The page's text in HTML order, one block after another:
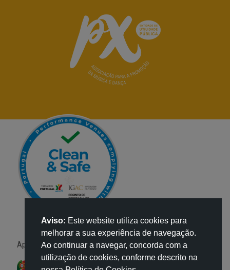
Apoio:
Aviso: Este website utiliza cookies para
melhorar a sua experiência de navegação.
Ao continuar a navegar, concorda com a
utilização de cookies, conforme descrito na